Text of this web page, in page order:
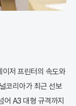
저 프린터의 속도와
코리아가 최근 선보
A3 대형 규격까지